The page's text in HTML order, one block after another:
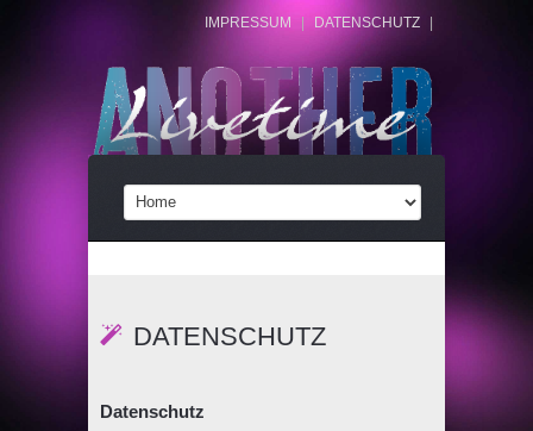
IMPRESSUM DATENSCHUTZ
DATENSCHUTZ
Datenschutz